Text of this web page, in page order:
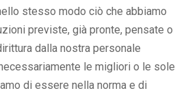
stesso modo ciò che abbiamo
previste, già pronte, pensate o
dalla nostra personale
le migliori o le sole
di essere nella norma e di